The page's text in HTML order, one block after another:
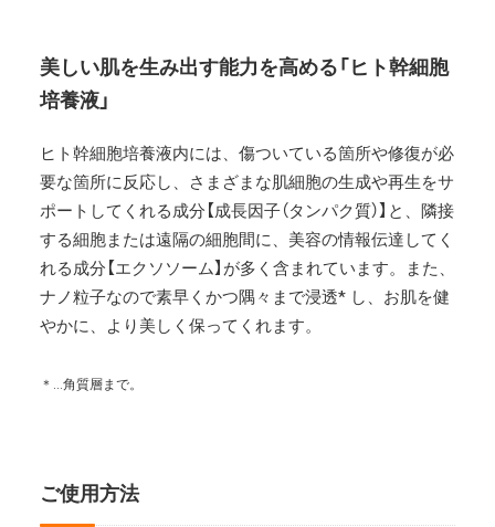
美しい肌を生み出す能力を高める「ヒト幹細胞
培養液」
ヒト幹細胞培養液内には、傷ついている箇所や修復が必
要な箇所に反応し、さまざまな肌細胞の生成や再生をサ
ポートしてくれる成分【成長因子（タンパク質）】と、隣接
する細胞または遠隔の細胞間に、美容の情報伝達してく
れる成分【エクソソーム】が多く含まれています。また、
ナノ粒子なので素早くかつ隅々まで浸透* し、お肌を健
やかに、より美しく保ってくれます。
＊…角質層まで。
ご使用方法